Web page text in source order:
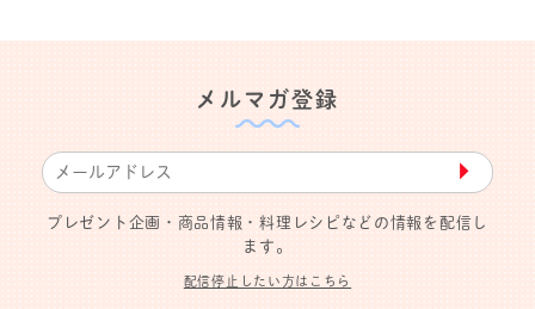
メルマガ登録
▶︎
プレゼント企画・商品情報・料理レシピなどの情報を配信し
ます。
配信停止したい方はこちら